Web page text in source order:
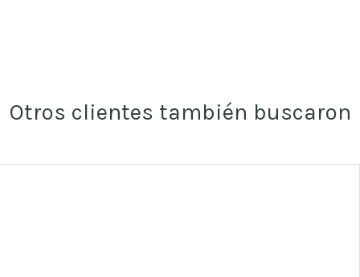
Otros clientes también buscaron